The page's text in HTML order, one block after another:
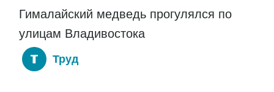
Гималайский медведь прогулялся по
улицам Владивостока
Труд